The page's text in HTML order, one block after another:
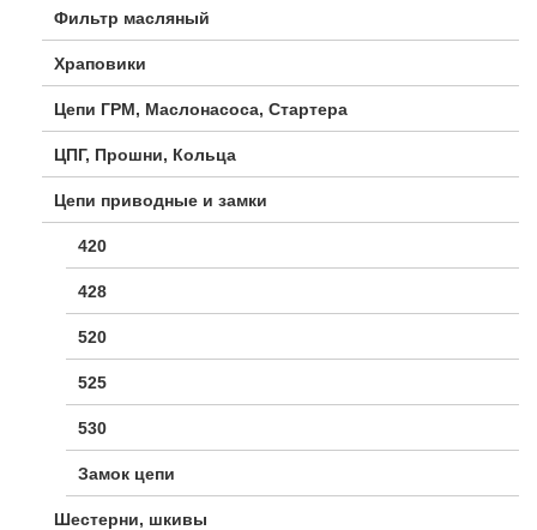
Фильтр масляный
Храповики
Цепи ГРМ, Маслонасоса, Стартера
ЦПГ, Прошни, Кольца
Цепи приводные и замки
420
428
520
525
530
Замок цепи
Шестерни, шкивы